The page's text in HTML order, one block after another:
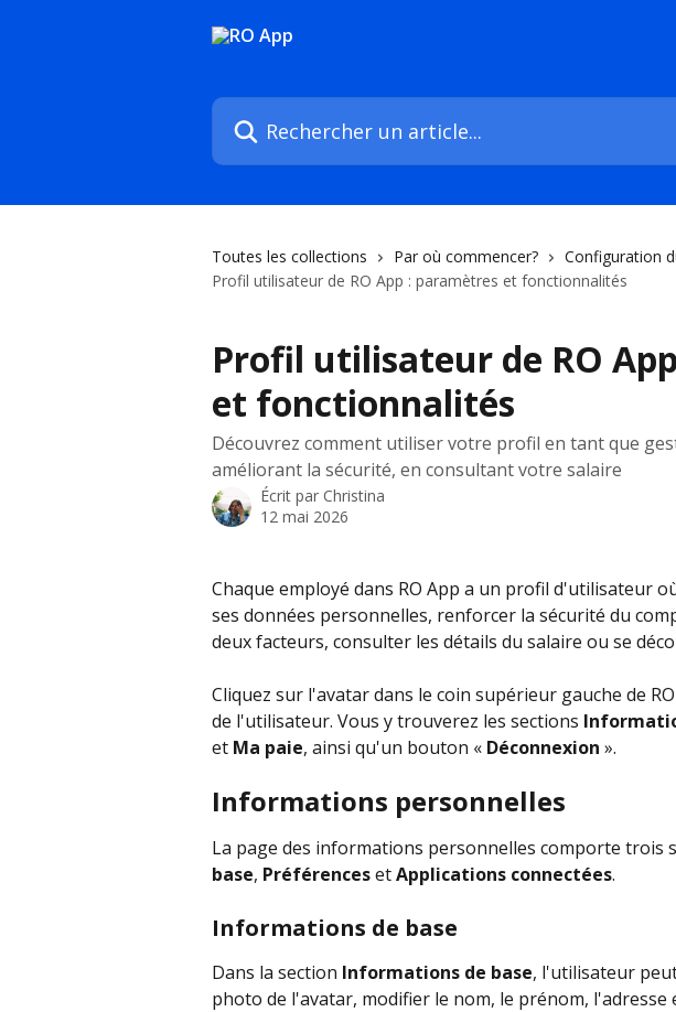
Rechercher un article...
Toutes les collections Par où commencer?
Configuration
Profil utilisateur de RO App : paramètres et fonctionnalités
Profil utilisateur de RO
et fonctionnalités
Découvrez comment utiliser votre profil en tant que
améliorant la sécurité, en consultant votre salaire
Écrit par Christina
12 mai 2026
Chaque employé dans RO App a un profil d'utilisateur
ses données personnelles, renforcer la sécurité du
deux facteurs, consulter les détails du salaire ou se
Cliquez sur l'avatar dans le coin supérieur gauche de
de l'utilisateur. Vous y trouverez les sections
et Ma paie, ainsi qu'un bouton « Déconnexion ».
Informations personnelles
La page des informations personnelles comporte trois
base, Préférences et Applications connectées.
Informations de base
Dans la section Informations de base, l'utilisateur
photo de l'avatar, modifier le nom, le prénom,